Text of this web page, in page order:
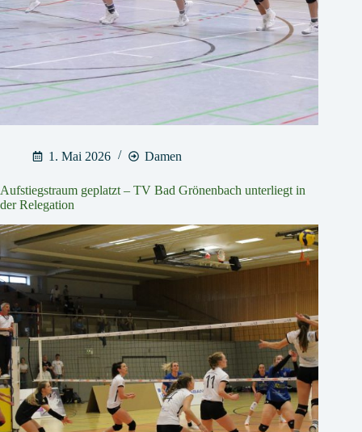
1. Mai 2026 Damen
Aufstiegstraum geplatzt – TV Bad Grönenbach unterliegt in
der Relegation